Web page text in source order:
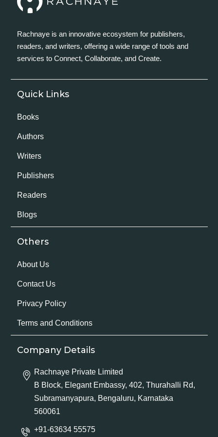
Rachnaye is an innovative ecosystem for publishers,
readers, and writers, offering a wide range of tools and
services to Connect, Collaborate, and Create.
Quick Links
Books
Authors
Writers
Publishers
Readers
Blogs
Others
About Us
Contact Us
Privacy Policy
Terms and Conditions
Company Details
Rachnaye Private Limited
B Block, Elegant Embassy, 402, Thurahalli Rd,
Subramanyapura, Bengaluru, Karnataka
560061
+91-63634 55575